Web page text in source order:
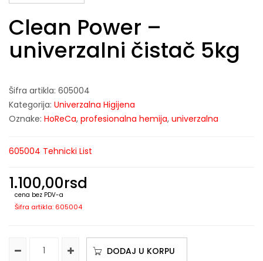
Clean Power –
univerzalni čistač 5kg
Šifra artikla: 605004
Kategorija: Univerzalna Higijena
Oznake: HoReCa, profesionalna hemija, univerzalna
605004 Tehnicki List
1.100,00rsd
cena bez PDV-a
Šifra artikla: 605004
DODAJ U KORPU